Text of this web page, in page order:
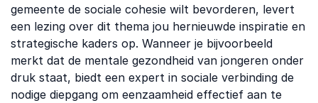
gemeente de sociale cohesie wilt bevorderen, levert
een lezing over dit thema jou hernieuwde inspiratie en
strategische kaders op. Wanneer je bijvoorbeeld
merkt dat de mentale gezondheid van jongeren onder
druk staat, biedt een expert in sociale verbinding de
nodige diepgang om eenzaamheid effectief aan te